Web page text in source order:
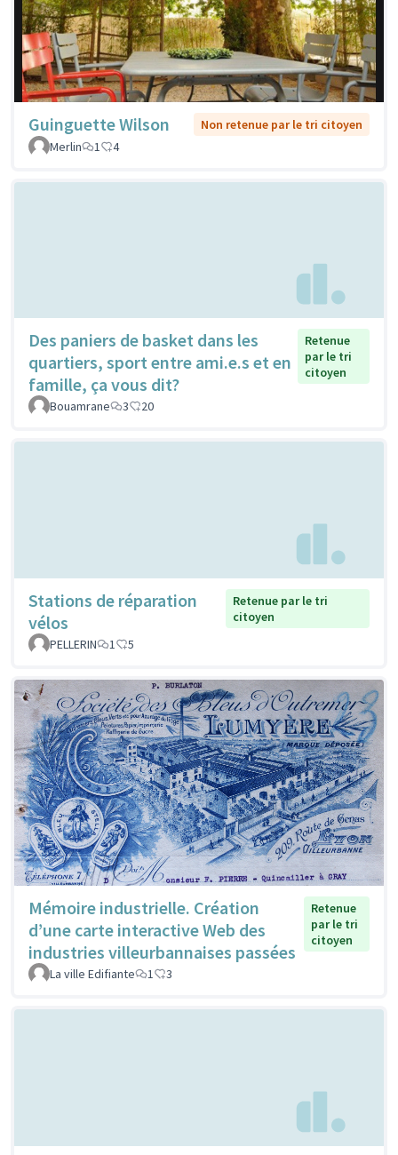
Guinguette Wilson
Non retenue par le tri citoyen
Merlin
1 4
Des paniers de basket dans les
quartiers, sport entre ami.e.s et en
famille, ça vous dit?
Retenue
par le tri
citoyen
Bouamrane 3 20
Stations de réparation
vélos
Retenue par le tri
citoyen
PELLERIN
1 5
Mémoire industrielle. Création
d’une carte interactive Web des
industries villeurbannaises passées
Retenue
par le tri
citoyen
La ville Edifiante 1 3